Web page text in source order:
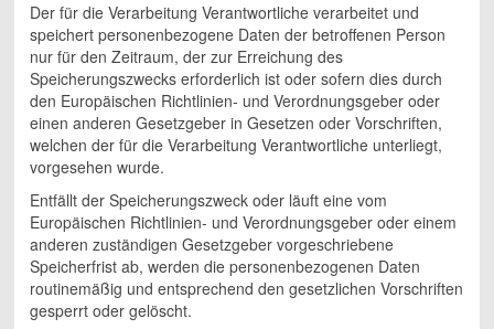
Der für die Verarbeitung Verantwortliche verarbeitet und
speichert personenbezogene Daten der betroffenen Person
nur für den Zeitraum, der zur Erreichung des
Speicherungszwecks erforderlich ist oder sofern dies durch
den Europäischen Richtlinien- und Verordnungsgeber oder
einen anderen Gesetzgeber in Gesetzen oder Vorschriften,
welchen der für die Verarbeitung Verantwortliche unterliegt,
vorgesehen wurde.
Entfällt der Speicherungszweck oder läuft eine vom
Europäischen Richtlinien- und Verordnungsgeber oder einem
anderen zuständigen Gesetzgeber vorgeschriebene
Speicherfrist ab, werden die personenbezogenen Daten
routinemäßig und entsprechend den gesetzlichen Vorschriften
gesperrt oder gelöscht.